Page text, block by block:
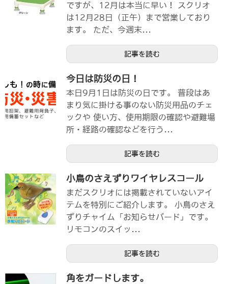
ですが、12月は本当に早い！ スクリオ
は12月28日（正午）まで営業しており
ます。 ただ、今週末...
記事を読む
今日は防災の日！
本日9月1日は防災の日です。 普段はあ
まり気に掛ける事のない防災用品のチェ
ックや 使い方、使用期限の確認や避難場
所・経路の確認などを行う...
記事を読む
小鳥のさえずりワイヤレスコール
まだスクリオには掲載されていないアイ
テムを特別にご紹介します。 小鳥のさえ
ずりチャイム「お知らせバード」です。
リモコンのスイッ...
記事を読む
角をガードします。